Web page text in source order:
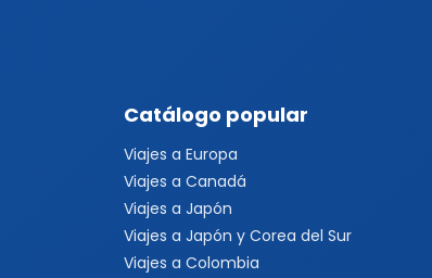
Catálogo popular
Viajes a Europa
Viajes a Canadá
Viajes a Japón
Viajes a Japón y Corea del Sur
Viajes a Colombia